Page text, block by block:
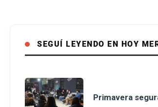
SEGUÍ LEYENDO EN HOY
Primavera